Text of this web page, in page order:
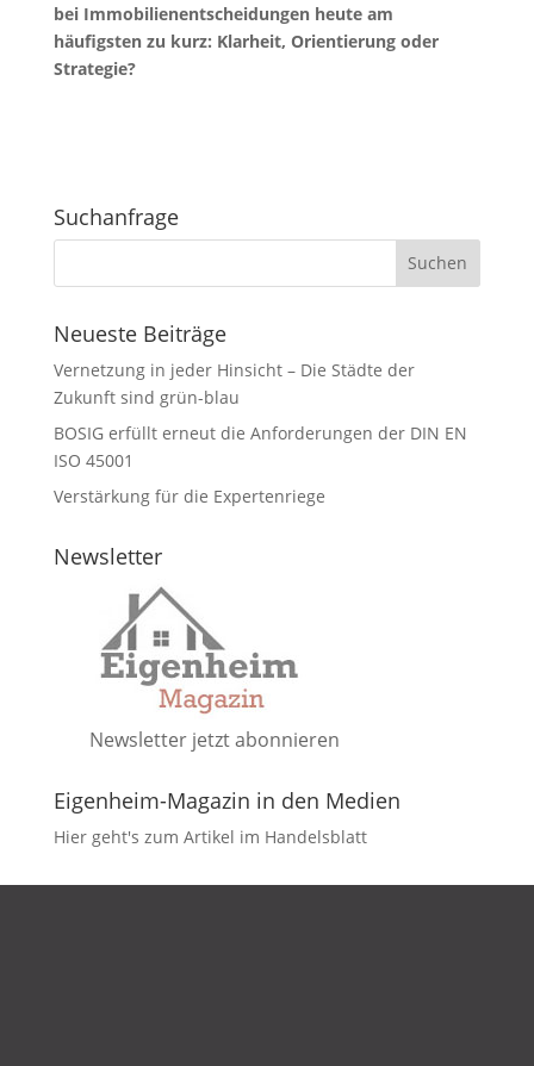
bei Immobilienentscheidungen heute am
häufigsten zu kurz: Klarheit, Orientierung oder
Strategie?
Suchanfrage
Neueste Beiträge
Vernetzung in jeder Hinsicht – Die Städte der
Zukunft sind grün-blau
BOSIG erfüllt erneut die Anforderungen der DIN EN
ISO 45001
Verstärkung für die Expertenriege
Newsletter
Newsletter jetzt abonnieren
Eigenheim-Magazin in den Medien
Hier geht's zum Artikel im Handelsblatt
DATENSCHUTZ